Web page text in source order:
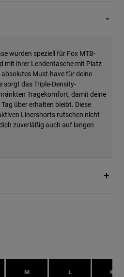
wurden speziell für Fox MTB-
mit ihrer Lendentasche mit Platz
Must-have für deine
sorgt das Triple-Density-
Tragekomfort, damit deine
über erhalten bleibt. Diese
Linershorts rutschen nicht
zuverläßig auch auf langen
M L XL